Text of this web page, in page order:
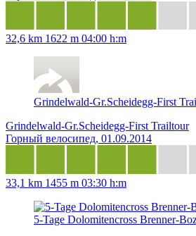
32,6 km 1622 m 04:00 h:m
Grindelwald-Gr.Scheidegg-First
Grindelwald-Gr.Scheidegg-First Trailtour
Горный велосипед, 01.09.2014
33,1 km 1455 m 03:30 h:m
5-Tage Dolomitencross Brenner-